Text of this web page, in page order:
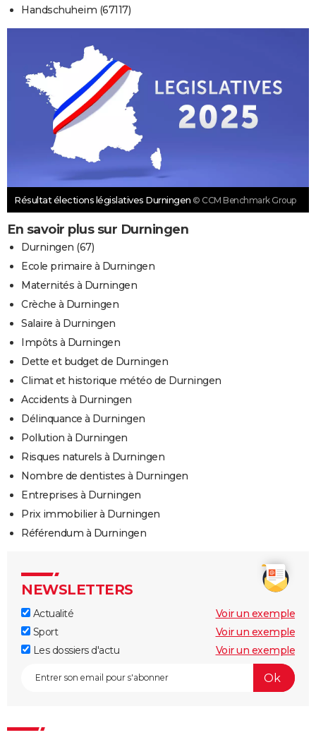
Handschuheim (67117)
Résultat élections législatives Durningen © CCM Benchmark Group
En savoir plus sur Durningen
Durningen (67)
Ecole primaire à Durningen
Maternités à Durningen
Crèche à Durningen
Salaire à Durningen
Impôts à Durningen
Dette et budget de Durningen
Climat et historique météo de Durningen
Accidents à Durningen
Délinquance à Durningen
Pollution à Durningen
Risques naturels à Durningen
Nombre de dentistes à Durningen
Entreprises à Durningen
Prix immobilier à Durningen
Référendum à Durningen
NEWSLETTERS
Actualité
Voir un exemple
Sport
Voir un exemple
Les dossiers d'actu
Voir un exemple